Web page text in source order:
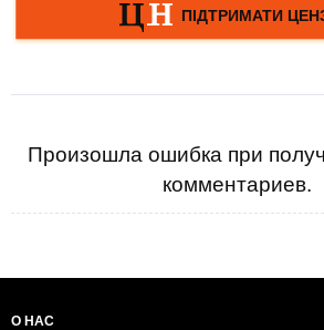
Произошла ошибка при
комментариев.
О НАС